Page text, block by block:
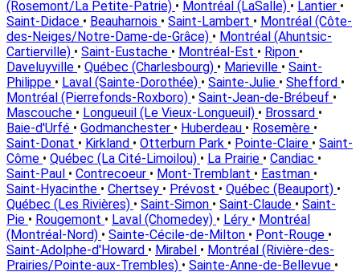
(Rosemont/La Petite-Patrie) • Montréal (LaSalle) • Lantier •
Saint-Didace • Beauharnois • Saint-Lambert • Montréal (Côte-
des-Neiges/Notre-Dame-de-Grâce) • Montréal (Ahuntsic-
Cartierville) • Saint-Eustache • Montréal-Est • Ripon •
Daveluyville • Québec (Charlesbourg) • Marieville • Saint-
Philippe • Laval (Sainte-Dorothée) • Sainte-Julie • Shefford •
Montréal (Pierrefonds-Roxboro) • Saint-Jean-de-Brébeuf •
Mascouche • Longueuil (Le Vieux-Longueuil) • Brossard •
Baie-d'Urfé • Godmanchester • Huberdeau • Rosemère •
Saint-Donat • Kirkland • Otterburn Park • Pointe-Claire • Saint-
Côme • Québec (La Cité-Limoilou) • La Prairie • Candiac •
Saint-Paul • Contrecoeur • Mont-Tremblant • Eastman •
Saint-Hyacinthe • Chertsey • Prévost • Québec (Beauport) •
Québec (Les Rivières) • Saint-Simon • Saint-Claude • Saint-
Pie • Rougemont • Laval (Chomedey) • Léry • Montréal
(Montréal-Nord) • Sainte-Cécile-de-Milton • Pont-Rouge •
Saint-Adolphe-d'Howard • Mirabel • Montréal (Rivière-des-
Prairies/Pointe-aux-Trembles) • Sainte-Anne-de-Bellevue •